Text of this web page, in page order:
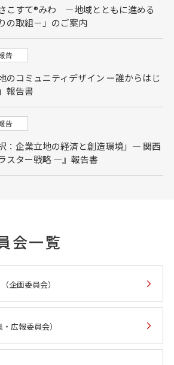
こすて®みわ －地域とともに進める
の取組－」のご案内
告
のコミュニティデザイン ー誰からはじ
報告書
告
：企業立地の経済と創造環境」― 関西
スター戦略 ―』報告書
会一覧
（企画委員会）
・広報委員会）